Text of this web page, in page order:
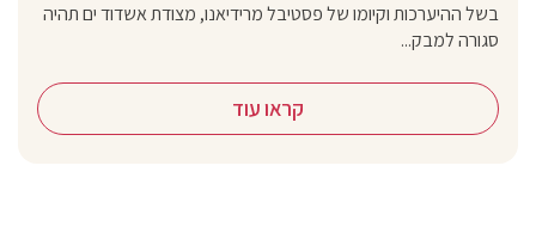
בשל ההיערכות וקיומו של פסטיבל מרידיאנו, מצודת אשדוד ים תהיה
סגורה למבק...
קראו עוד